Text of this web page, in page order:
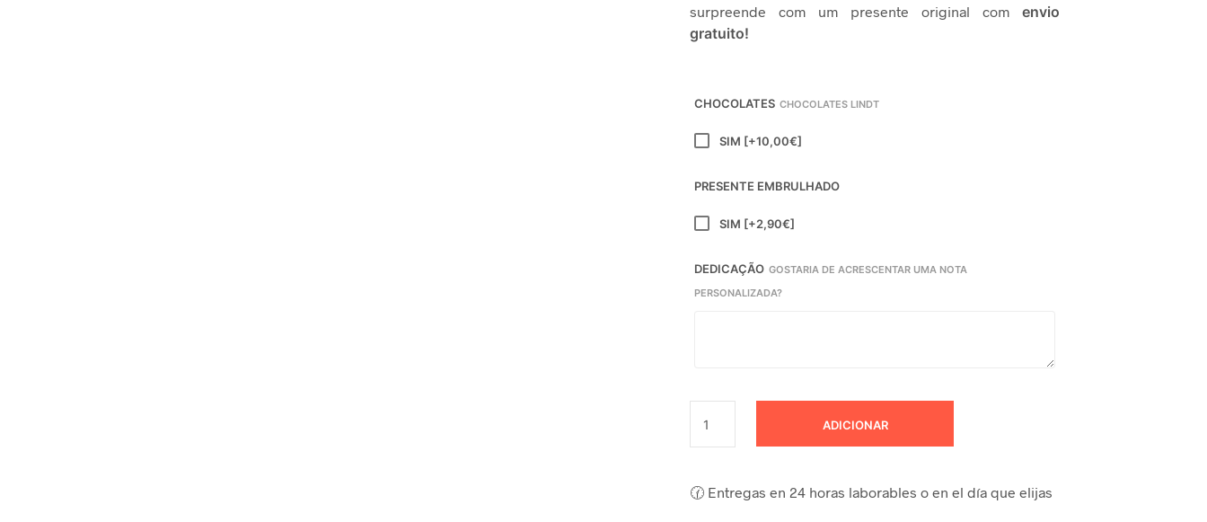
surpreende com um presente original comenvio
gratuito!
CHOCOLATES CHOCOLATES LINDT
SIM [+10,00€]
PRESENTE EMBRULHADO
SIM [+2,90€]
DEDICAÇÃO GOSTARIA DE ACRESCENTAR UMA NOTA
PERSONALIZADA?
ADICIONAR
🕜 Entregas en 24 horas laborables o en el día que elijas